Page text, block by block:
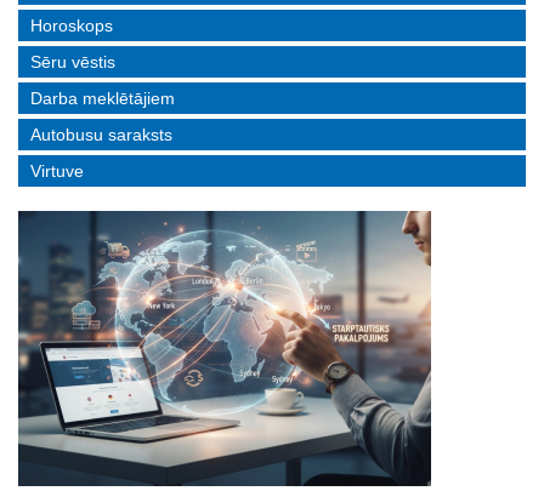
Horoskops
Sēru vēstis
Darba meklētājiem
Autobusu saraksts
Virtuve